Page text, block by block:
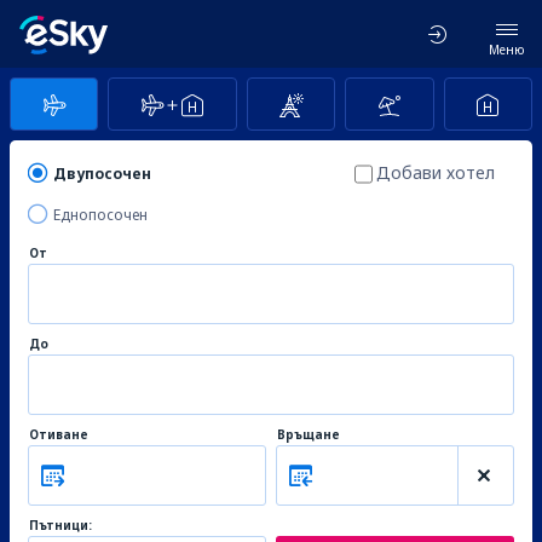
Меню
Двупосочен
Еднопосочен
Добави хотел
От
До
Отиване Връщане
Пътници: